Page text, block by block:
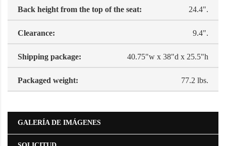
Back height from the top of the seat: 24.4".
Clearance: 9.4".
Shipping package: 40.75"w x 38"d x 25.5"h
Packaged weight: 77.2 lbs.
GALERÍA DE IMÁGENES